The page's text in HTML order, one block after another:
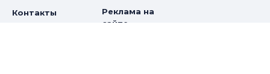
Контакты
Реклама на
сайте